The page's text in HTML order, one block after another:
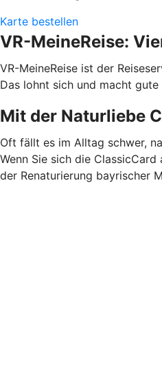
Karte bestellen
VR-MeineReise:
VR-MeineReise ist der
Das lohnt sich und macht
Mit der Naturliebe
Oft fällt es im Alltag schwer,
Wenn Sie sich die
der Renaturierung bayrischer